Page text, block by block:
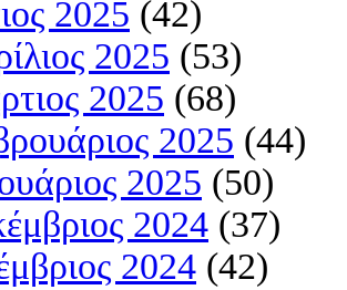
2025 (42)
2025 (53)
2025 (68)
2025 (44)
2025 (50)
2024 (37)
2024 (42)